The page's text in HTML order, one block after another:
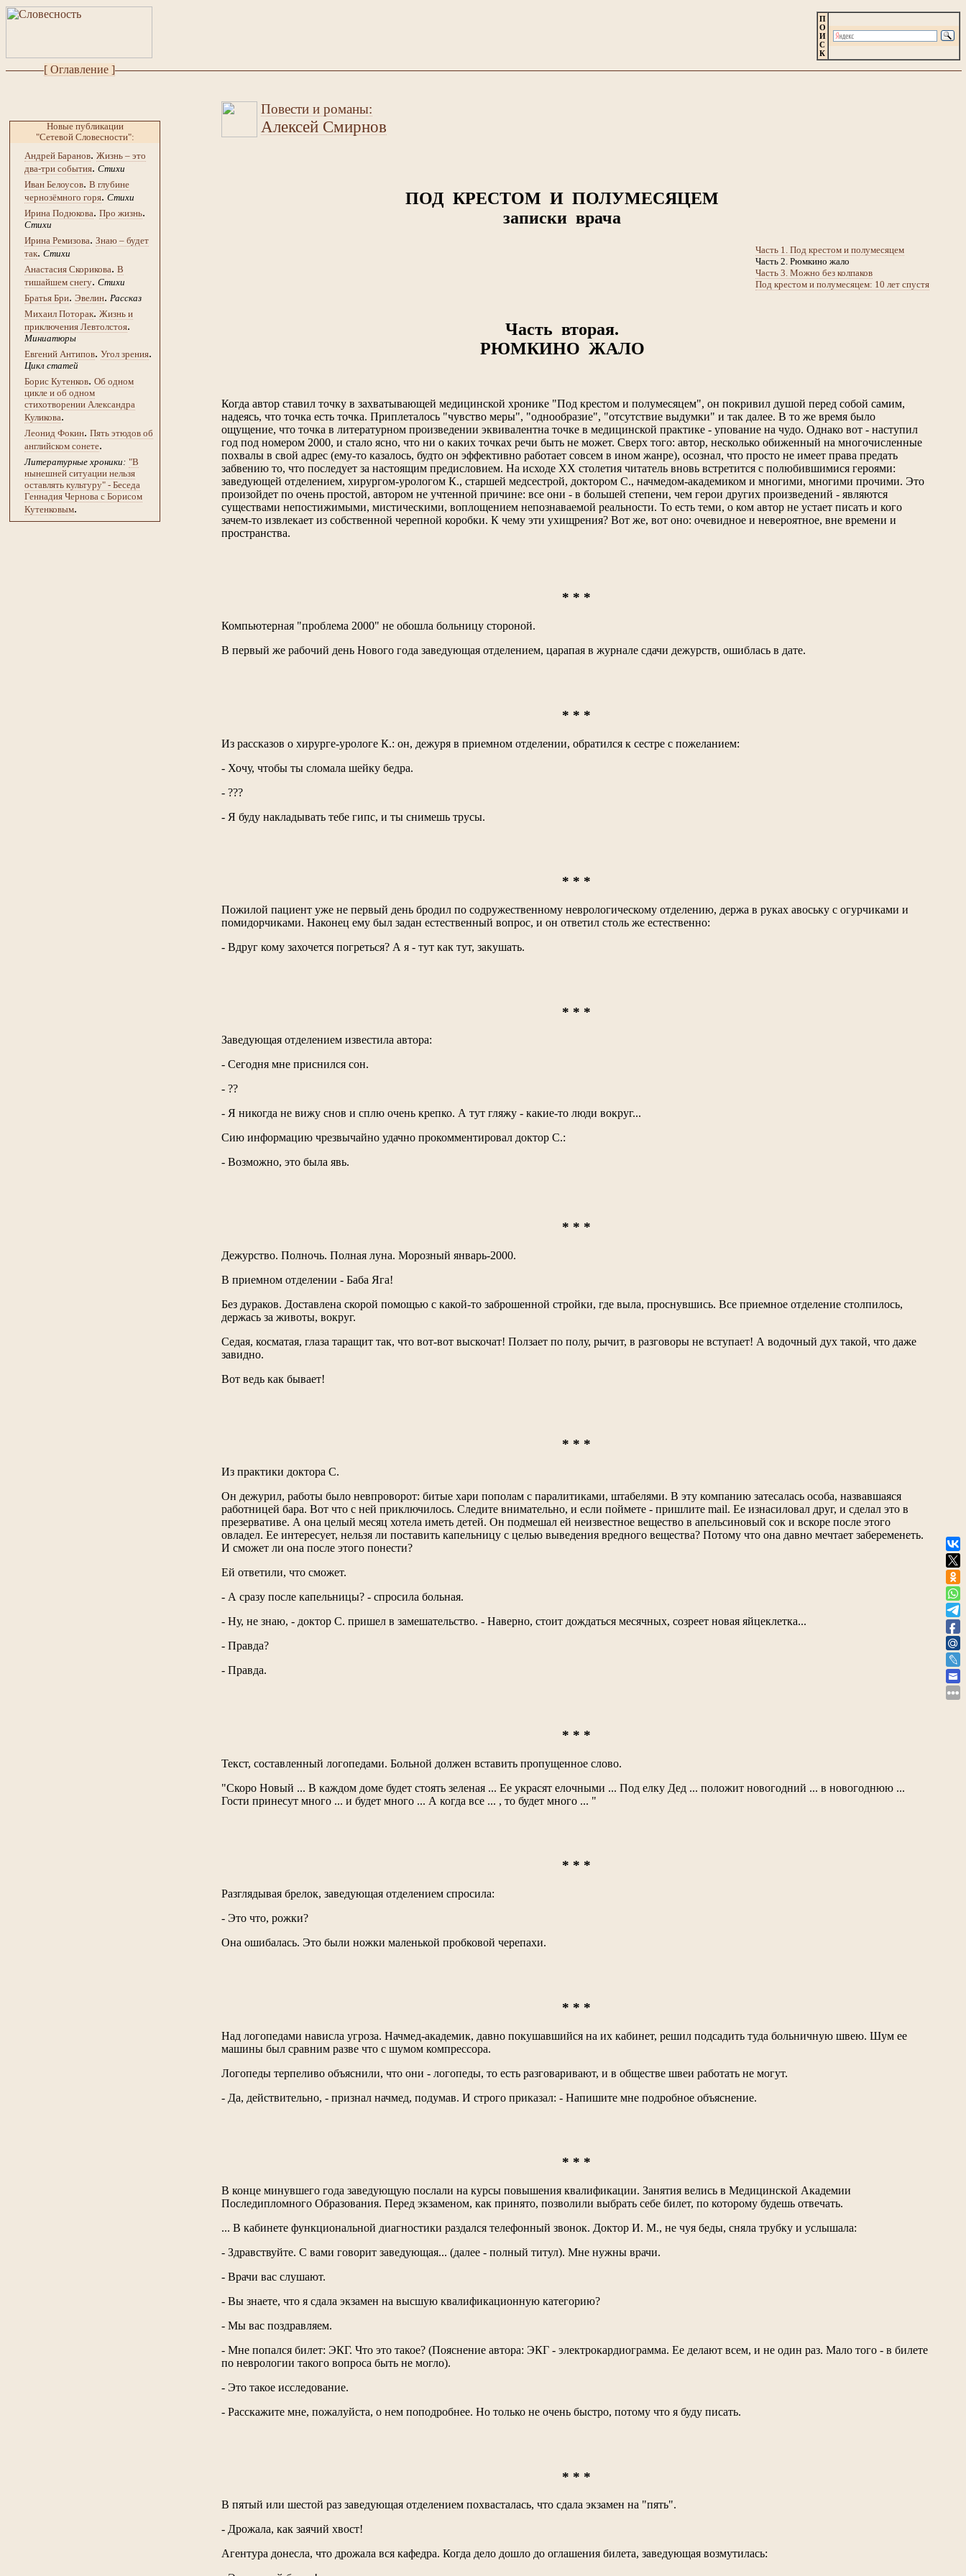
[ Оглавление ]
Новые публикации
"Сетевой Словесности":
Андрей Баранов. Жизнь – это
два-три события. Стихи
Иван Белоусов. В глубине
чернозёмного горя. Стихи
Ирина Подюкова. Про жизнь.
Стихи
Ирина Ремизова. Знаю – будет
так. Стихи
Анастасия Скорикова. В
тишайшем снегу. Стихи
Братья Бри. Эвелин. Рассказ
Михаил Поторак. Жизнь и
приключения Левтолстоя.
Миниатюры
Евгений Антипов. Угол зрения.
Цикл статей
Борис Кутенков. Об одном
цикле и об одном
стихотворении Александра
Куликова.
Леонид Фокин. Пять этюдов об
английском сонете.
Литературные хроники: "В
нынешней ситуации нельзя
оставлять культуру" - Беседа
Геннадия Чернова с Борисом
Кутенковым.
П
О
И
С
К
Повести и романы:
Алексей Смирнов
ПОД КРЕСТОМ И ПОЛУМЕСЯЦЕМ
записки врача
Часть 1. Под крестом и полумесяцем
Часть 2. Рюмкино жало
Часть 3. Можно без колпаков
Под крестом и полумесяцем: 10 лет спустя
Часть вторая.
РЮМКИНО ЖАЛО
Когда автор ставил точку в захватывающей медицинской хронике "Под крестом и полумесяцем", он покривил душой перед собой самим,
надеясь, что точка есть точка. Приплеталось "чувство меры", "однообразие", "отсутствие выдумки" и так далее. В то же время было
ощущение, что точка в литературном произведении эквивалентна точке в медицинской практике - упование на чудо. Однако вот - наступил
год под номером 2000, и стало ясно, что ни о каких точках речи быть не может. Сверх того: автор, несколько обиженный на многочисленные
похвалы в свой адрес (ему-то казалось, будто он эффективно работает совсем в ином жанре), осознал, что просто не имеет права предать
забвению то, что последует за настоящим предисловием. На исходе ХХ столетия читатель вновь встретится с полюбившимися героями:
заведующей отделением, хирургом-урологом К., старшей медсестрой, доктором С., начмедом-академиком и многими, многими прочими. Это
произойдет по очень простой, автором не учтенной причине: все они - в большей степени, чем герои других произведений - являются
существами непостижимыми, мистическими, воплощением непознаваемой реальности. То есть теми, о ком автор не устает писать и кого
зачем-то извлекает из собственной черепной коробки. К чему эти ухищрения? Вот же, вот оно: очевидное и невероятное, вне времени и
пространства.
* * *
Компьютерная "проблема 2000" не обошла больницу стороной.
В первый же рабочий день Нового года заведующая отделением, царапая в журнале сдачи дежурств, ошиблась в дате.
* * *
Из рассказов о хирурге-урологе К.: он, дежуря в приемном отделении, обратился к сестре с пожеланием:
- Хочу, чтобы ты сломала шейку бедра.
- ???
- Я буду накладывать тебе гипс, и ты снимешь трусы.
* * *
Пожилой пациент уже не первый день бродил по содружественному неврологическому отделению, держа в руках авоську с огурчиками и
помидорчиками. Наконец ему был задан естественный вопрос, и он ответил столь же естественно:
- Вдруг кому захочется погреться? А я - тут как тут, закушать.
* * *
Заведующая отделением известила автора:
- Сегодня мне приснился сон.
- ??
- Я никогда не вижу снов и сплю очень крепко. А тут гляжу - какие-то люди вокруг...
Сию информацию чрезвычайно удачно прокомментировал доктор С.:
- Возможно, это была явь.
* * *
Дежурство. Полночь. Полная луна. Морозный январь-2000.
В приемном отделении - Баба Яга!
Без дураков. Доставлена скорой помощью с какой-то заброшенной стройки, где выла, проснувшись. Все приемное отделение столпилось,
держась за животы, вокруг.
Седая, косматая, глаза таращит так, что вот-вот выскочат! Ползает по полу, рычит, в разговоры не вступает! А водочный дух такой, что даже
завидно.
Вот ведь как бывает!
* * *
Из практики доктора С.
Он дежурил, работы было невпроворот: битые хари пополам с паралитиками, штабелями. В эту компанию затесалась особа, назвавшаяся
работницей бара. Вот что с ней приключилось. Следите внимательно, и если поймете - пришлите mail. Ее изнасиловал друг, и сделал это в
презервативе. А она целый месяц хотела иметь детей. Он подмешал ей неизвестное вещество в апельсиновый сок и вскоре после этого
овладел. Ее интересует, нельзя ли поставить капельницу с целью выведения вредного вещества? Потому что она давно мечтает забеременеть.
И сможет ли она после этого понести?
Ей ответили, что сможет.
- А сразу после капельницы? - спросила больная.
- Ну, не знаю, - доктор С. пришел в замешательство. - Наверно, стоит дождаться месячных, созреет новая яйцеклетка...
- Правда?
- Правда.
* * *
Текст, составленный логопедами. Больной должен вставить пропущенное слово.
"Скоро Новый ... В каждом доме будет стоять зеленая ... Ее украсят елочными ... Под елку Дед ... положит новогодний ... в новогоднюю ...
Гости принесут много ... и будет много ... А когда все ... , то будет много ... "
* * *
Разглядывая брелок, заведующая отделением спросила:
- Это что, рожки?
Она ошибалась. Это были ножки маленькой пробковой черепахи.
* * *
Над логопедами нависла угроза. Начмед-академик, давно покушавшийся на их кабинет, решил подсадить туда больничную швею. Шум ее
машины был сравним разве что с шумом компрессора.
Логопеды терпеливо объяснили, что они - логопеды, то есть разговаривают, и в обществе швеи работать не могут.
- Да, действительно, - признал начмед, подумав. И строго приказал: - Напишите мне подробное объяснение.
* * *
В конце минувшего года заведующую послали на курсы повышения квалификации. Занятия велись в Медицинской Академии
Последипломного Образования. Перед экзаменом, как принято, позволили выбрать себе билет, по которому будешь отвечать.
... В кабинете функциональной диагностики раздался телефонный звонок. Доктор И. М., не чуя беды, сняла трубку и услышала:
- Здравствуйте. С вами говорит заведующая... (далее - полный титул). Мне нужны врачи.
- Врачи вас слушают.
- Вы знаете, что я сдала экзамен на высшую квалификационную категорию?
- Мы вас поздравляем.
- Мне попался билет: ЭКГ. Что это такое? (Пояснение автора: ЭКГ - электрокардиограмма. Ее делают всем, и не один раз. Мало того - в билете
по неврологии такого вопроса быть не могло).
- Это такое исследование.
- Расскажите мне, пожалуйста, о нем поподробнее. Но только не очень быстро, потому что я буду писать.
* * *
В пятый или шестой раз заведующая отделением похвасталась, что сдала экзамен на "пять".
- Дрожала, как заячий хвост!
Агентура донесла, что дрожала вся кафедра. Когда дело дошло до оглашения билета, заведующая возмутилась: